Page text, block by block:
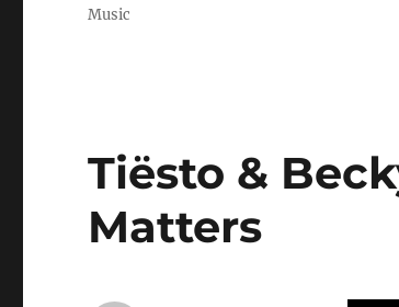
Music
Tiësto &
Matters